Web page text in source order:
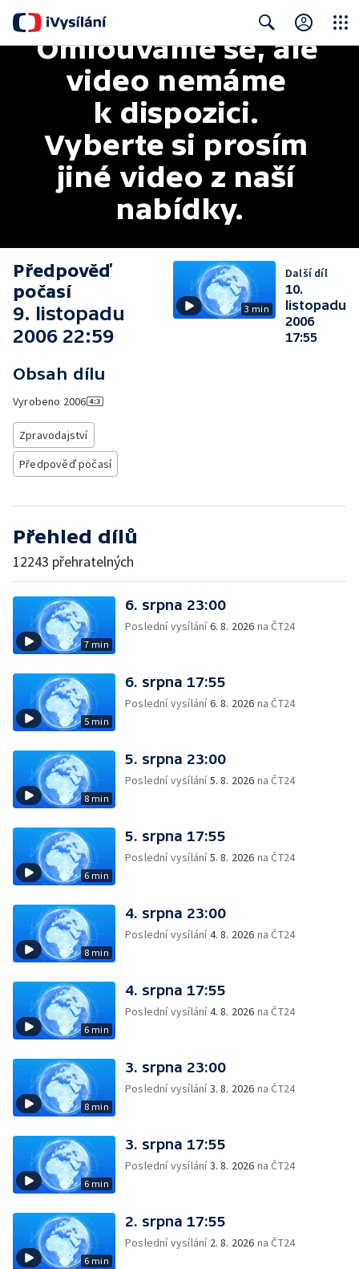
Search
Omlouváme se, ale
video nemáme
k dispozici.
Vyberte si prosím
jiné video z naší
nabídky.
Předpověď
počasí
9. listopadu
2006 22:59
Obsah dílu
Vyrobeno 2006
Zpravodajství
Předpověď počasí
3 min
Další díl
10.
listopadu
2006
17:55
Přehled dílů
12243 přehratelných
7 min
6. srpna 23:00
Poslední vysílání6. 8. 2026 na ČT24
5 min
6. srpna 17:55
Poslední vysílání6. 8. 2026 na ČT24
8 min
5. srpna 23:00
Poslední vysílání5. 8. 2026 na ČT24
6 min
5. srpna 17:55
Poslední vysílání5. 8. 2026 na ČT24
8 min
4. srpna 23:00
Poslední vysílání4. 8. 2026 na ČT24
6 min
4. srpna 17:55
Poslední vysílání4. 8. 2026 na ČT24
8 min
3. srpna 23:00
Poslední vysílání3. 8. 2026 na ČT24
6 min
3. srpna 17:55
Poslední vysílání3. 8. 2026 na ČT24
6 min
2. srpna 17:55
Poslední vysílání 2. 8. 2026 na ČT24